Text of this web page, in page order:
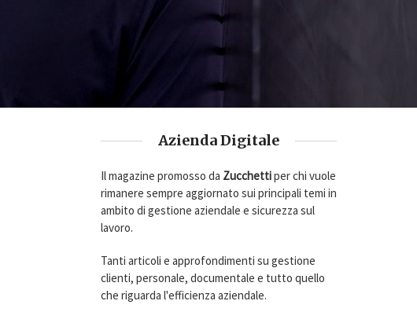
Azienda Digitale
Il magazine promosso da Zucchettiper chi vuole
rimanere sempre aggiornato sui principali temi in
ambito di gestione aziendale e sicurezza sul
lavoro.
Tanti articoli e approfondimenti su gestione
clienti, personale, documentale e tutto quello
che riguarda l'efficienza aziendale.